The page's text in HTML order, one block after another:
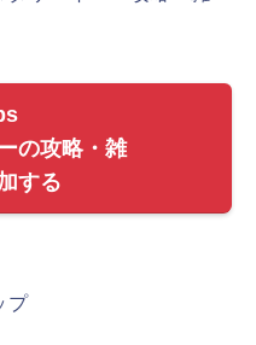
の攻略・雑
する
プ